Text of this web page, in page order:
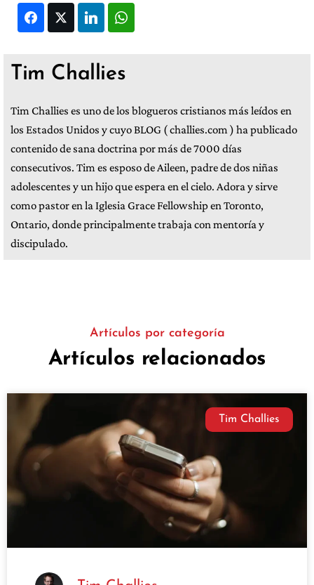
FacebookTwitter LinkedIn
Tim Challies
Tim Challies es uno de los blogueros cristianos más leídos en
los Estados Unidos y cuyo BLOG ( challies.com ) ha publicado
contenido de sana doctrina por más de 7000 días
consecutivos. Tim es esposo de Aileen, padre de dos niñas
adolescentes y un hijo que espera en el cielo. Adora y sirve
como pastor en la Iglesia Grace Fellowship en Toronto,
Ontario, donde principalmente trabaja con mentoría y
discipulado.
Artículos por categoría
Artículos relacionados
Tim Challies